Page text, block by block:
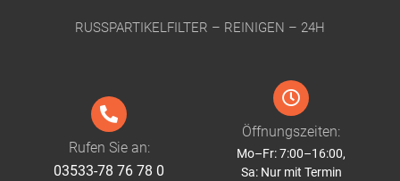
RUSSPARTIKELFILTER – REINIGEN – 24H
Rufen Sie an:
03533-78 76 78 0
Öffnungszeiten:
Mo–Fr: 7:00–16:00,
Sa: Nur mit Termin